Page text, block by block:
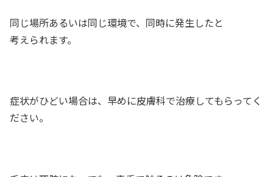
同じ場所あるいは同じ環境で、同時に発生したと
考えられます。
症状がひどい場合は、早めに皮膚科で治療してもらってく
ださい。